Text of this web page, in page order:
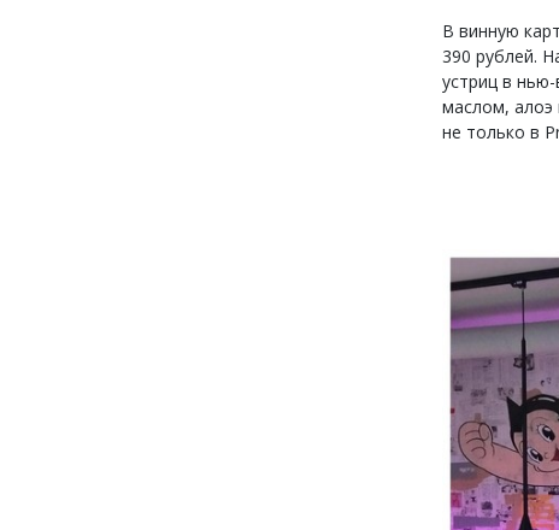
В винную
390 рублей.
устриц в
маслом, алоэ
не только в